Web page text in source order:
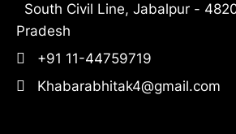
South Civil Line, Jabalpur -
Pradesh
+91 11-44759719
Khabarabhitak4@gmail.com